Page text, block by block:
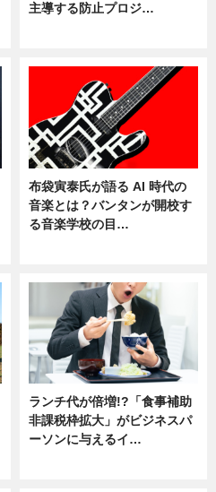
主導する防止プロジ…
布袋寅泰氏が語る AI 時代の
音楽とは？バンタンが開校す
る音楽学校の目…
ランチ代が倍増!?「食事補助
非課税枠拡大」がビジネスパ
ーソンに与えるイ…